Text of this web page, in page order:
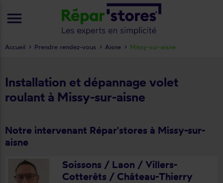
Installation et dépannage volet
roulant à Missy-sur-aisne
Notre intervenant Répar'stores à Missy-sur-
aisne
Soissons / Laon / Villers-
Cotterêts / Château-Thierry
Accueil Prendre rendez-vous Aisne Missy-sur-aisne
menu